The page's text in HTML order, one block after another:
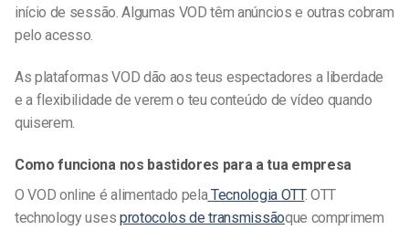
início de sessão. Algumas VOD têm anúncios e outras cobram
pelo acesso.
As plataformas VOD dão aos teus espectadores a liberdade
e a flexibilidade de verem o teu conteúdo de vídeo quando
quiserem.
Como funciona nos bastidores para a tua empresa
O VOD online é alimentado pelaTecnologia OTT. OTT
technology uses protocolos de transmissãoque comprimem